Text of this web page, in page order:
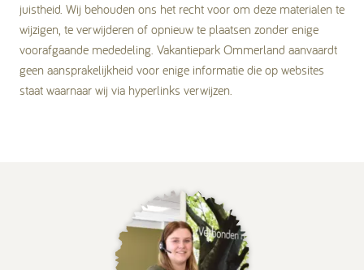
juistheid. Wij behouden ons het recht voor om deze materialen te
wijzigen, te verwijderen of opnieuw te plaatsen zonder enige
voorafgaande mededeling. Vakantiepark Ommerland aanvaardt
geen aansprakelijkheid voor enige informatie die op websites
staat waarnaar wij via hyperlinks verwijzen.